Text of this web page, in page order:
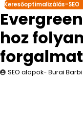
Keresőoptimalizálás-SEO
hoz
SEO alapok- Burai Barbi